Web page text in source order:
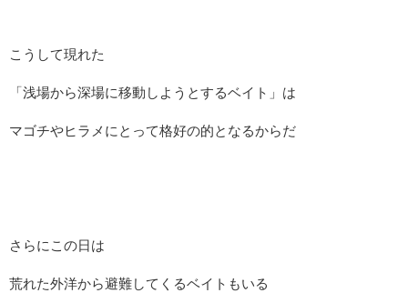
こうして現れた
「浅場から深場に移動しようとするベイト」は
マゴチやヒラメにとって格好の的となるからだ
さらにこの日は
荒れた外洋から避難してくるベイトもいる